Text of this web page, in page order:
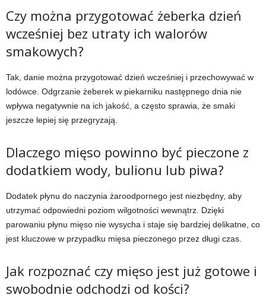
Czy można przygotować żeberka dzień
wcześniej bez utraty ich walorów
smakowych?
Tak, danie można przygotować dzień wcześniej i przechowywać w
lodówce. Odgrzanie żeberek w piekarniku następnego dnia nie
wpływa negatywnie na ich jakość, a często sprawia, że smaki
jeszcze lepiej się przegryzają.
Dlaczego mięso powinno być pieczone z
dodatkiem wody, bulionu lub piwa?
Dodatek płynu do naczynia żaroodpornego jest niezbędny, aby
utrzymać odpowiedni poziom wilgotności wewnątrz. Dzięki
parowaniu płynu mięso nie wysycha i staje się bardziej delikatne, co
jest kluczowe w przypadku mięsa pieczonego przez długi czas.
Jak rozpoznać czy mięso jest już gotowe i
swobodnie odchodzi od kości?